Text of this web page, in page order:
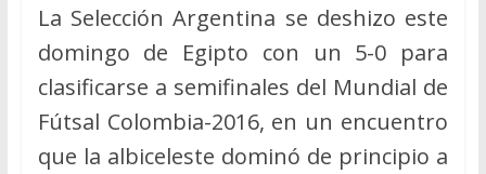
La Selección Argentina se deshizo este
domingo de Egipto con un 5-0 para
clasificarse a semifinales del Mundial de
Fútsal Colombia-2016, en un encuentro
que la albiceleste dominó de principio a